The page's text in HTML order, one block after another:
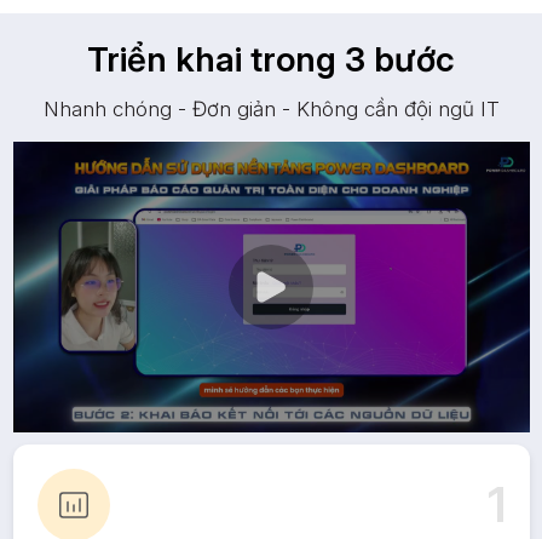
Triển khai trong 3 bước
Nhanh chóng - Đơn giản - Không cần đội ngũ IT
1